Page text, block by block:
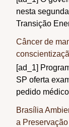
nesta
Transição
Câncer de
[ad_1]
SP oferta
pedido
Brasília
a